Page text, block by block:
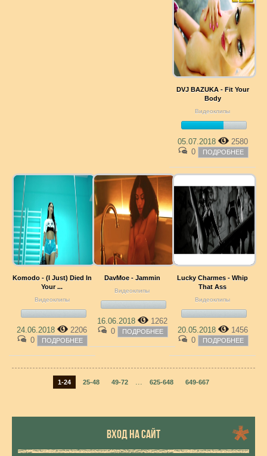
DVJ BAZUKA - Fit Your
Body
Видеоклипы
05.07.2018
2580
0
ПОДРОБНЕЕ
Komodo - (I Just) Died In
Your ...
Видеоклипы
24.06.2018
2206
0
ПОДРОБНЕЕ
DavMoe - Jammin
Видеоклипы
16.06.2018
1262
0
ПОДРОБНЕЕ
Lucky Charmes - Whip
That Ass
Видеоклипы
20.05.2018
1456
0
ПОДРОБНЕЕ
1-24 25-48 49-72 ... 625-648 649-667
ВХОД НА САЙТ